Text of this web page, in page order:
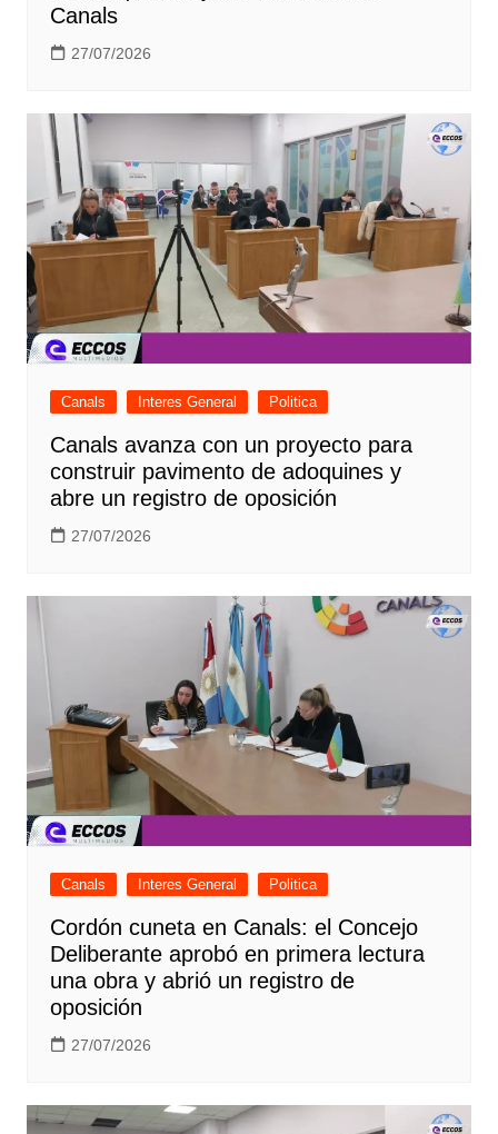
Canals
27/07/2026
Canals Interes General Politica
Canals avanza con un proyecto para
construir pavimento de adoquines y
abre un registro de oposición
27/07/2026
Canals Interes General Politica
Cordón cuneta en Canals: el Concejo
Deliberante aprobó en primera lectura
una obra y abrió un registro de
oposición
27/07/2026